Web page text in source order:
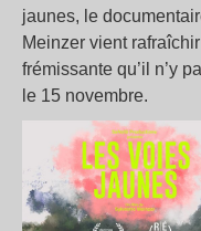
jaunes, le
Meinzer vient
frémissante qu’il n’y
le 15 novembre.